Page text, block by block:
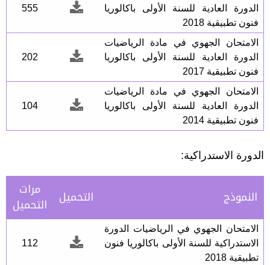
الدورة العادية للسنة الأولى باكالوريا
فنون تطبيقية 2018
555
الامتحان الجهوي في مادة الرياضيات
الدورة العادية للسنة الأولى باكالوريا
فنون تطبيقية 2017
202
الامتحان الجهوي في مادة الرياضيات
الدورة العادية للسنة الأولى باكالوريا
فنون تطبيقية 2014
104
الدورة الاستدراكية:
النموذج التحميل مرات
التحميل
الامتحان الجهوي في الرياضيات الدورة
الاستدراكية للسنة الأولى باكالوريا فنون
تطبيقية 2018
112